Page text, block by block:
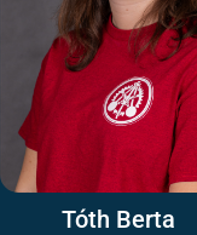
Tóth Berta